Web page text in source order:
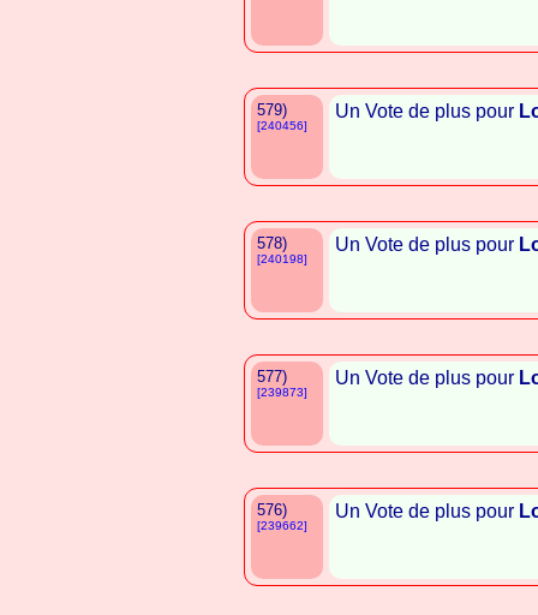
579)
[240456]
Un Vote de plus pour
578)
[240198]
Un Vote de plus pour
577)
[239873]
Un Vote de plus pour
576)
[239662]
Un Vote de plus pour